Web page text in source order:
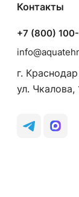
Контакты
+7 (800)
г.
ул. Чкалова,